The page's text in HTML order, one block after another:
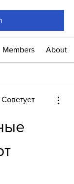
Members About